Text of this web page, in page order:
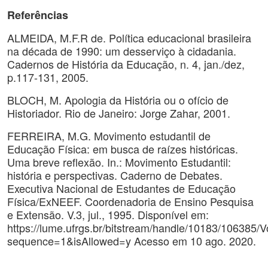
Referências
ALMEIDA, M.F.R de. Política educacional brasileira
na década de 1990: um desserviço à cidadania.
Cadernos de História da Educação, n. 4, jan./dez,
p.117-131, 2005.
BLOCH, M. Apologia da História ou o ofício de
Historiador. Rio de Janeiro: Jorge Zahar, 2001.
FERREIRA, M.G. Movimento estudantil de
Educação Física: em busca de raízes históricas.
Uma breve reflexão. In.: Movimento Estudantil:
história e perspectivas. Caderno de Debates.
Executiva Nacional de Estudantes de Educação
Física/ExNEEF. Coordenadoria de Ensino Pesquisa
e Extensão. V.3, jul., 1995. Disponível em:
https://lume.ufrgs.br/bitstream/handle/10183/106385/
sequence=1&isAllowed=y Acesso em 10 ago. 2020.